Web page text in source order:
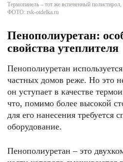
Термопанель – тот же вспененный
ФОТО: rsk-otdelka.ru
Пенополиуретан:
свойства утеплителя
Пенополиуретан
частных домов реже. Но это
он уступает в качестве
что, помимо более высокой
для его нанесения требуется
оборудование.
Пенополиуретан – это